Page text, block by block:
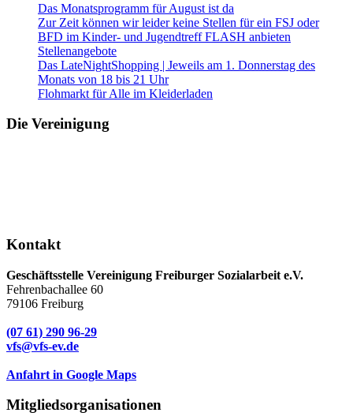
Das Monatsprogramm für August ist da
Zur Zeit können wir leider keine Stellen für ein FSJ oder
BFD im Kinder- und Jugendtreff FLASH anbieten
Stellenangebote
Das LateNightShopping | Jeweils am 1. Donnerstag des
Monats von 18 bis 21 Uhr
Flohmarkt für Alle im Kleiderladen
Die Vereinigung
Kontakt
Geschäftsstelle Vereinigung Freiburger Sozialarbeit e.V.
Fehrenbachallee 60
79106 Freiburg
(07 61) 290 96-29
vfs@vfs-ev.de
Anfahrt in Google Maps
Mitgliedsorganisationen